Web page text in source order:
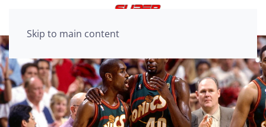
Skip to main content